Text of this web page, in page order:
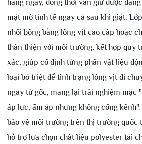
hàng ngày, đồng thời vẫn giữ được
mặt mờ tinh tế ngay cả sau khi giặt.
nhồi bông bằng lông vịt cao cấp hoặc
thân thiện với môi trường, kết hợp quy
xác, giúp cố định từng phần vật liệu
loại bỏ triệt để tình trạng lông vịt di
ngay từ gốc, mang lại trải nghiệm mặc
áp lực, ấm áp nhưng không cồng
bảo vệ môi trường trên thị trường quốc
hỗ trợ lựa chọn chất liệu polyester tái